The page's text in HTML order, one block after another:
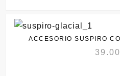
ACCESORIO SUSPIRO
39.00